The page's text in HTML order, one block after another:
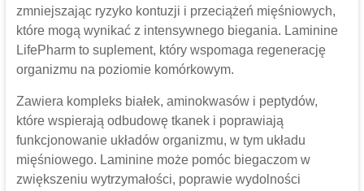
zmniejszając ryzyko kontuzji i przeciążeń mięśniowych,
które mogą wynikać z intensywnego biegania. Laminine
LifePharm to suplement, który wspomaga regenerację
organizmu na poziomie komórkowym.
Zawiera kompleks białek, aminokwasów i peptydów,
które wspierają odbudowę tkanek i poprawiają
funkcjonowanie układów organizmu, w tym układu
mięśniowego. Laminine może pomóc biegaczom w
zwiększeniu wytrzymałości, poprawie wydolności